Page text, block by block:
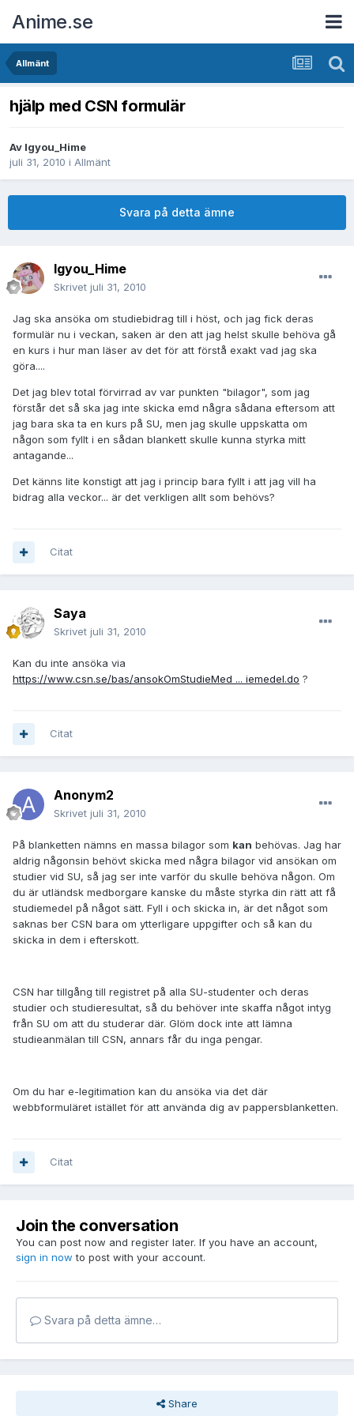
Anime.se
Allmänt
hjälp med CSN formulär
Av Igyou_Hime
juli 31, 2010 i Allmänt
Svara på detta ämne
Igyou_Hime
Skrivet juli 31, 2010
Jag ska ansöka om studiebidrag till i höst, och jag fick deras
formulär nu i veckan, saken är den att jag helst skulle behöva gå
en kurs i hur man läser av det för att förstå exakt vad jag ska
göra....
Det jag blev total förvirrad av var punkten "bilagor", som jag
förstår det så ska jag inte skicka emd några sådana eftersom att
jag bara ska ta en kurs på SU, men jag skulle uppskatta om
någon som fyllt i en sådan blankett skulle kunna styrka mitt
antagande...
Det känns lite konstigt att jag i princip bara fyllt i att jag vill ha
bidrag alla veckor... är det verkligen allt som behövs?
Citat
Saya
Skrivet juli 31, 2010
Kan du inte ansöka via
https://www.csn.se/bas/ansokOmStudieMed ... iemedel.do ?
Citat
Anonym2
Skrivet juli 31, 2010
På blanketten nämns en massa bilagor som kan behövas. Jag har
aldrig någonsin behövt skicka med några bilagor vid ansökan om
studier vid SU, så jag ser inte varför du skulle behöva någon. Om
du är utländsk medborgare kanske du måste styrka din rätt att få
studiemedel på något sätt. Fyll i och skicka in, är det något som
saknas ber CSN bara om ytterligare uppgifter och så kan du
skicka in dem i efterskott.
CSN har tillgång till registret på alla SU-studenter och deras
studier och studieresultat, så du behöver inte skaffa något intyg
från SU om att du studerar där. Glöm dock inte att lämna
studieanmälan till CSN, annars får du inga pengar.
Om du har e-legitimation kan du ansöka via det där
webbformuläret istället för att använda dig av pappersblanketten.
Citat
Join the conversation
You can post now and register later. If you have an account,
sign in now to post with your account.
Svara på detta ämne…
Share